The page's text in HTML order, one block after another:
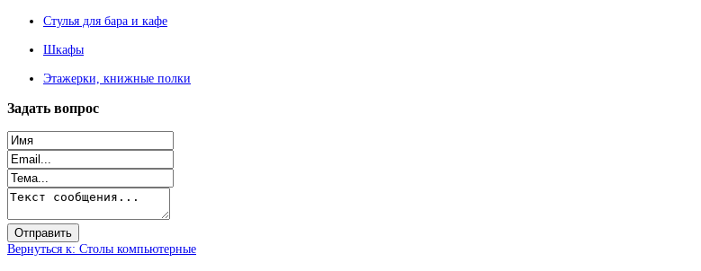
Стулья для бара и кафе
Шкафы
Этажерки, книжные полки
Задать вопрос
Вернуться к: Столы компьютерные